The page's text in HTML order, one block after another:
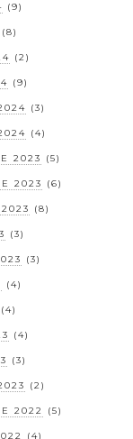
(9)
(8)
(2)
(9)
(3)
(4)
2023 (5)
2023 (6)
(8)
(3)
(3)
(4)
(4)
(4)
(3)
(2)
2022 (5)
(4)